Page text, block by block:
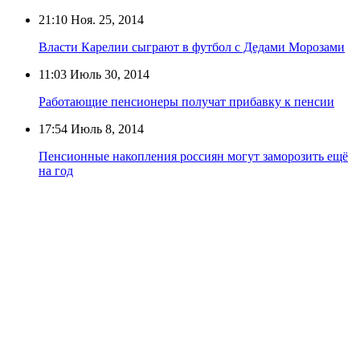
21:10 Ноя. 25, 2014
Власти Карелии сыграют в футбол с Дедами Морозами
11:03 Июль 30, 2014
Работающие пенсионеры получат прибавку к пенсии
17:54 Июль 8, 2014
Пенсионные накопления россиян могут заморозить ещё
на год